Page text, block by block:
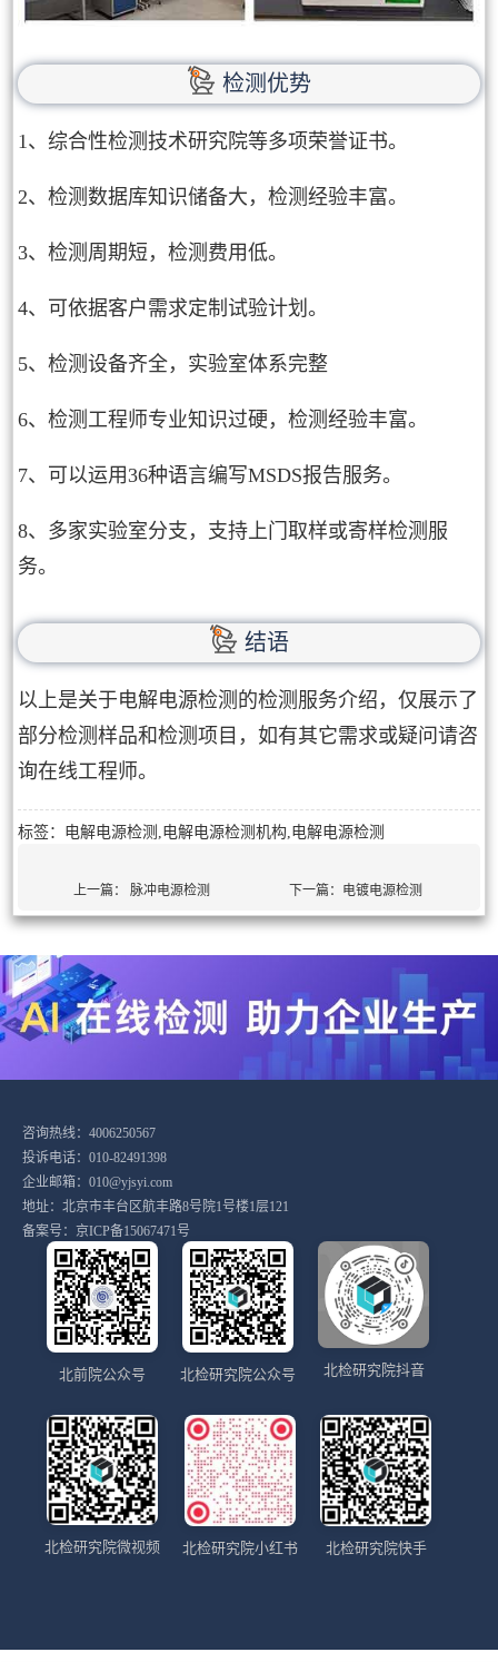
检测优势
1、综合性检测技术研究院等多项荣誉证书。
2、检测数据库知识储备大，检测经验丰富。
3、检测周期短，检测费用低。
4、可依据客户需求定制试验计划。
5、检测设备齐全，实验室体系完整
6、检测工程师专业知识过硬，检测经验丰富。
7、可以运用36种语言编写MSDS报告服务。
8、多家实验室分支，支持上门取样或寄样检测服
务。
结语
以上是关于电解电源检测的检测服务介绍，仅展示了
部分检测样品和检测项目，如有其它需求或疑问请咨
询在线工程师。
标签：电解电源检测,电解电源检测机构,电解电源检测
上一篇：脉冲电源检测 下一篇： 电镀电源检测
咨询热线：4006250567
投诉电话：010-82491398
企业邮箱：010@yjsyi.com
地址：北京市丰台区航丰路8号院1号楼1层121
备案号： 京ICP备15067471号
北前院公众号 北检研究院公众号 北检研究院抖音
北检研究院微视频 北检研究院小红书 北检研究院快手